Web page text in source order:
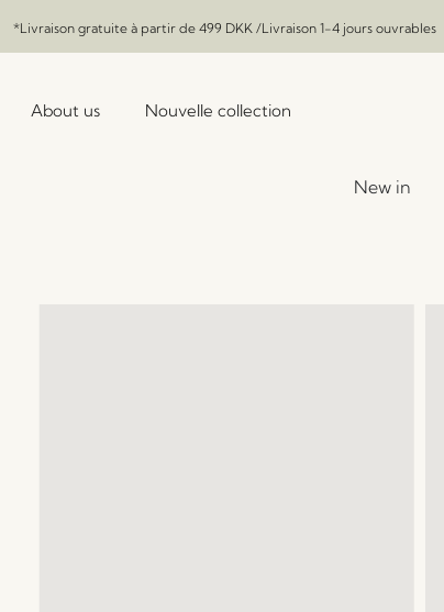
*Livraison gratuite à partir de 499 DKK /Livraison 1-4 jours ouvrables
About us Nouvelle collection
New in